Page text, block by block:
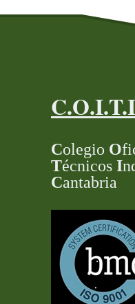
Colegio O
Técnicos I
Cantabria